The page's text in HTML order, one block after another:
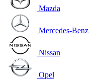
Mazda
Mercedes-Benz
Nissan
Opel